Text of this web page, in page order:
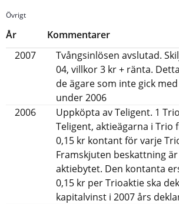
Övrigt
År
Kommentarer
2007
Tvångsinlösen avslutad.
04, villkor 3 kr + ränta.
de ägare som inte gick
under 2006
2006
Uppköpta av Teligent. 1
Teligent, aktieägarna i Trio
0,15 kr kontant för varje
Framskjuten beskattning
aktiebytet. Den kontanta
0,15 kr per Trioaktie ska
kapitalvinst i 2007 års